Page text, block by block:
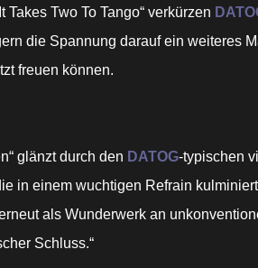
Two To Tango“ verkürzen
die Spannung darauf ein weiteres
freuen können.
glänzt durch den DATOG-typischen
in einem wuchtigen Refrain
als Wunderwerk an
Schluss.“